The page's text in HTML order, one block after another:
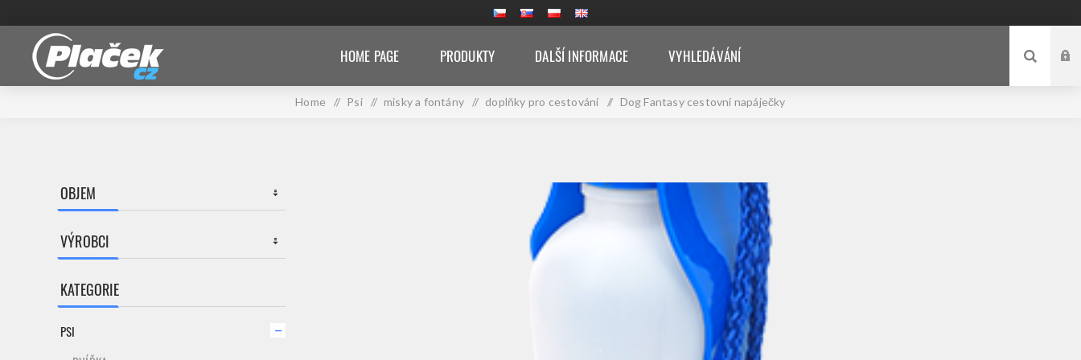
HOME PAGE PRODUKTY DALŠÍ INFORMACE VYHLEDÁVÁNÍ
Home / Psi / misky a fontány / doplňky pro cestování / Dog Fantasy cestovní napáječky
OBJEM
VÝROBCI
KATEGORIE
PSI